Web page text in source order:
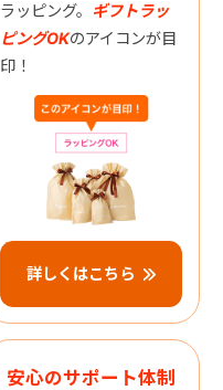
ラッピング。 ギフトラッ
ピングOKのアイコンが目
印！
詳しくはこちら
安心のサポート体制